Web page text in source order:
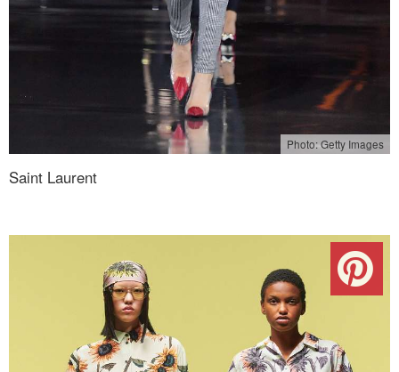
Photo: Getty Images
Saint Laurent